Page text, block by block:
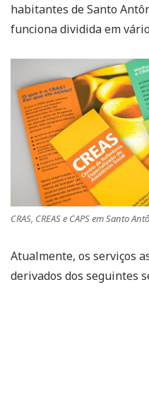
habitantes de Santo
funciona dividida em
CRAS, CREAS e CAPS em Santo
Atualmente, os serviços
derivados dos seguintes